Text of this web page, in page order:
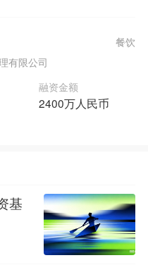
有限公司
融资金额
2400万人民币
餐饮
基